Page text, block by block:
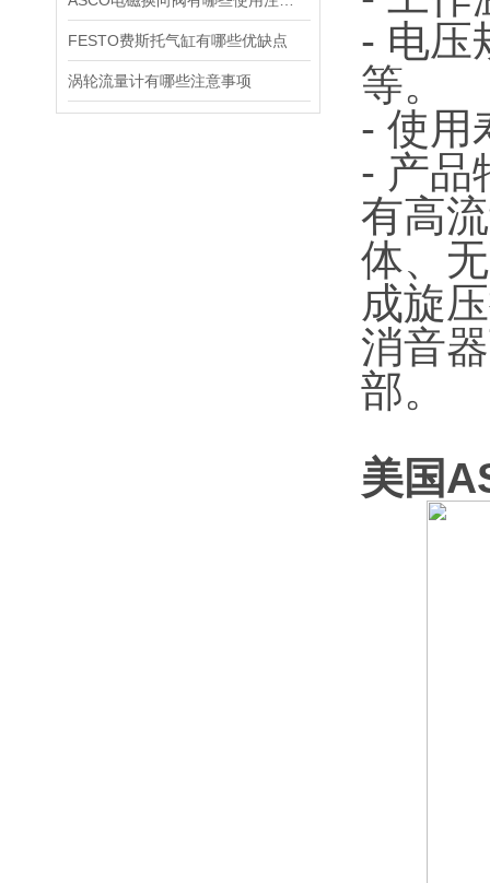
FESTO费斯托气缸有哪些优缺点
涡轮流量计有哪些注意事项
- 电压
等。
- 使用
- 产品
有高
体、
成旋
消音
部。
美国